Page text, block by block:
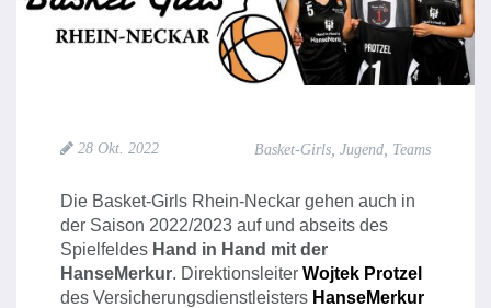
28 Okt. 2022 Basket-Girls Jugend Teams
Die Basket-Girls Rhein-Neckar gehen auch in
der Saison 2022/2023 auf und abseits des
Spielfeldes Hand in Hand mit der
HanseMerkur. Direktionsleiter Wojtek Protzel
des Versicherungsdienstleisters HanseMerkur